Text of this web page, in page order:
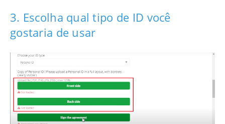
3. Escolha qual tipo de ID você
gostaria de usar